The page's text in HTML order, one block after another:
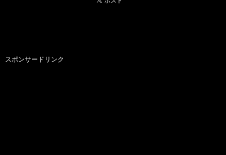
スポンサードリンク